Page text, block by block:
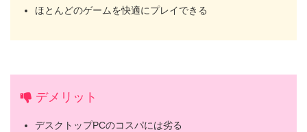
ほとんどのゲームを快適にプレイできる
デメリット
デスクトップPCのコスパには劣る